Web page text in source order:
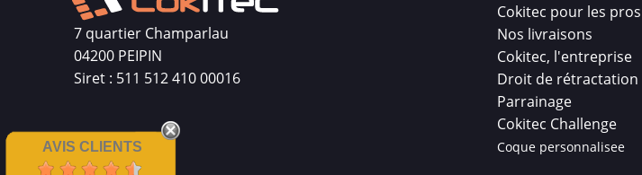
7 quartier Champarlau
04200 PEIPIN
Siret : 511 512 410 00016
Cokitec pour les pros
Nos livraisons
Cokitec, l'entreprise
Droit de rétractation
Parrainage
Cokitec Challenge
Coque personnalisee
AVIS CLIENTS